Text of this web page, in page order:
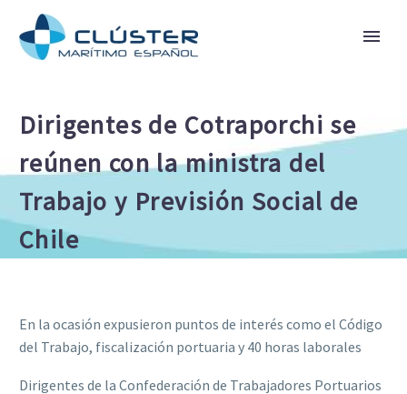
Dirigentes de Cotraporchi se
reúnen con la ministra del
Trabajo y Previsión Social de
Chile
En la ocasión expusieron puntos de interés como el Código
del Trabajo, fiscalización portuaria y 40 horas laborales
Dirigentes de la Confederación de Trabajadores Portuarios